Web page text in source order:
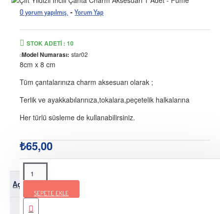
0 yorum yapılmış. - Yorum Yap
₺65,00
STOK ADETI : 10
Model Numarası: star02
8cm x 8 cm
Tüm çantalarınıza charm aksesuarı olarak ;
Terlik ve ayakkabılarınıza,tokalara,peçetelik halkalarına
Her türlü süsleme de kullanabilirsiniz.
SEPETE EKLE
Açıklama Teslimat Bilgileri